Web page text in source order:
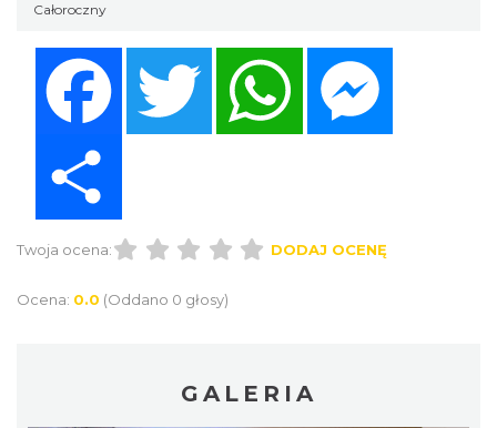
Całoroczny
Twitter WhatsApp
Twoja ocena: DODAJ OCENĘ
Ocena: 0.0 (Oddano 0 głosy)
GALERIA